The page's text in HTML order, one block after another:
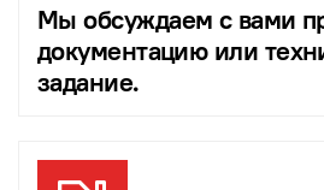
Мы обсуждаем с вами
документацию или
задание.